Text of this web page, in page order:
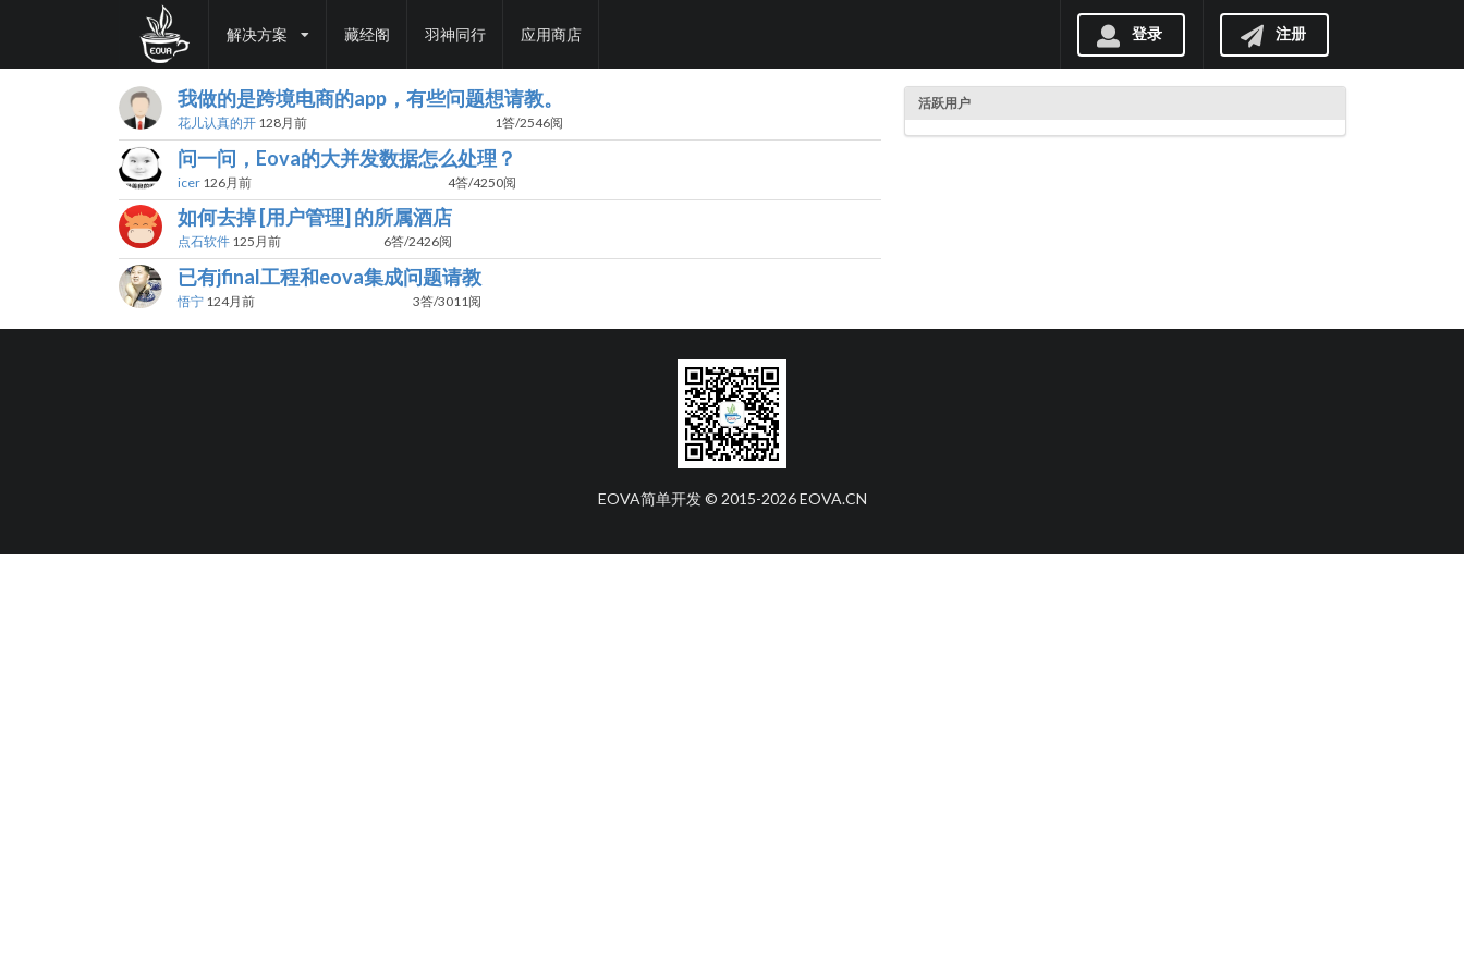
解决方案 藏经阁 羽神同行 应用商店 登录 注册
我做的是跨境电商的app，有些问题想请教。
花儿认真的开128月前 1答/2546阅
问一问，Eova的大并发数据怎么处理？
icer126月前 4答/4250阅
如何去掉 [用户管理] 的所属酒店
点石软件125月前 6答/2426阅
已有jfinal工程和eova集成问题请教
悟宁124月前 3答/3011阅
活跃用户
EOVA简单开发 © 2015-2026EOVA.CN